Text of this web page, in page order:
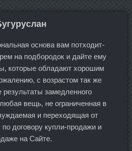
основа вам потходит-
на подбородок и дайте ему
которые обладают хорошим
с возрастом так же
результаты замедленного
вещь, не ограниченная в
и переходящая от
договору купли-продажи и
на Сайте.